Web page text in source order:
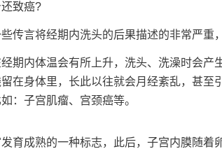
致癌?
言将经期内洗头的后果描述的非常严重
内体温会有所上升，洗头、洗澡时会产
在身体里，长此以往就会月经紊乱，甚至
：子宫肌瘤、宫颈癌等。
成熟的一种标志，此后，子宫内膜随着